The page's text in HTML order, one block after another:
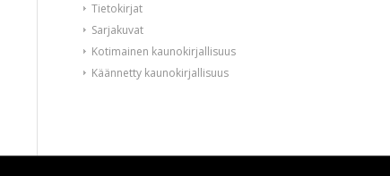
Tietokirjat
Sarjakuvat
Kotimainen kaunokirjallisuus
Käännetty kaunokirjallisuus